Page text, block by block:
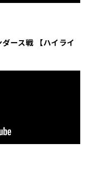
ース戦 【ハイライ